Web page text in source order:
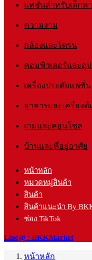
แฟชั่นสำหรับเด็กท
ความงาม
กล้องและโดรน
คอมพิวเตอร์และอุ
เครื่องประดับแฟชั่น
อาหารและเครื่องดื่
เกมและคอนโซล
บ้านและที่อยู่อาศัย
หน้าหลัก
หมวดหมู่สินค้า
สินค้า
สินค้าแนะนำ By
ช่อง TikTok
Line@ : BKKMarket
หน้าหลัก